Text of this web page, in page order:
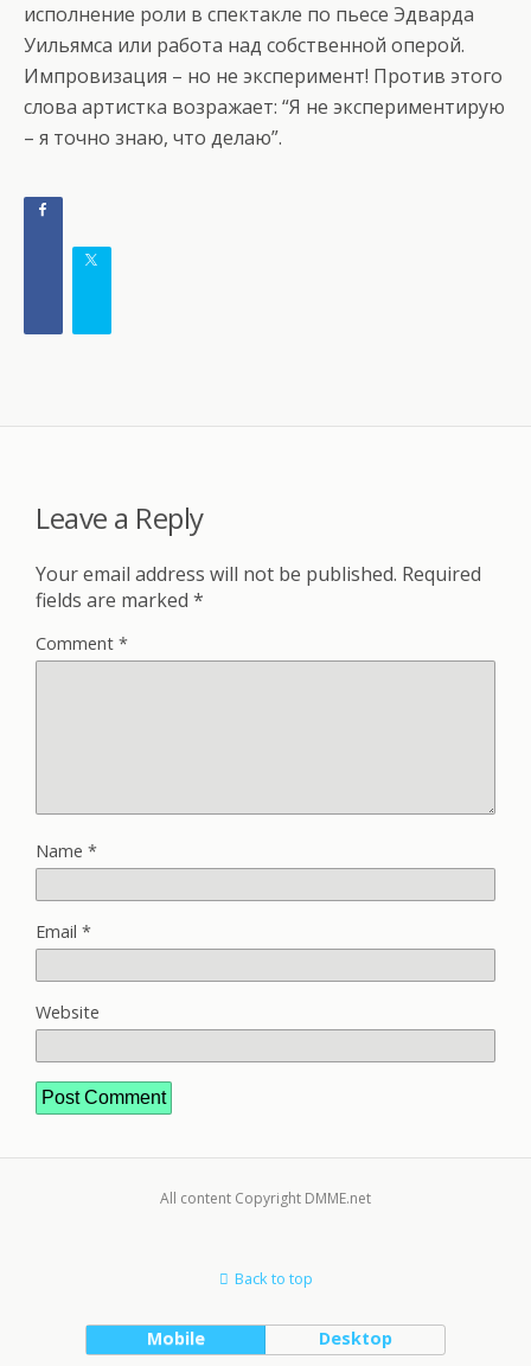
исполнение роли в спектакле по пьесе Эдварда
Уильямса или работа над собственной оперой.
Импровизация – но не эксперимент! Против этого
слова артистка возражает: “Я не экспериментирую
– я точно знаю, что делаю”.
Leave a Reply
Your email address will not be published. Required
fields are marked *
Comment *
Name *
Email *
Website
All content Copyright DMME.net
Back to top
Mobile Desktop